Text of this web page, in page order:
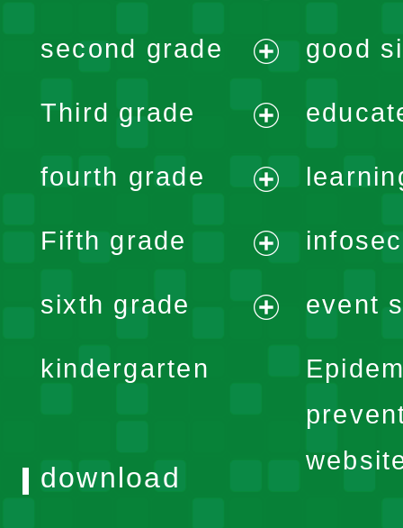
menu
second grade
menu
Third grade
menu
fourth grade
menu
Fifth grade
menu
sixth grade
kindergarten
good
event
download